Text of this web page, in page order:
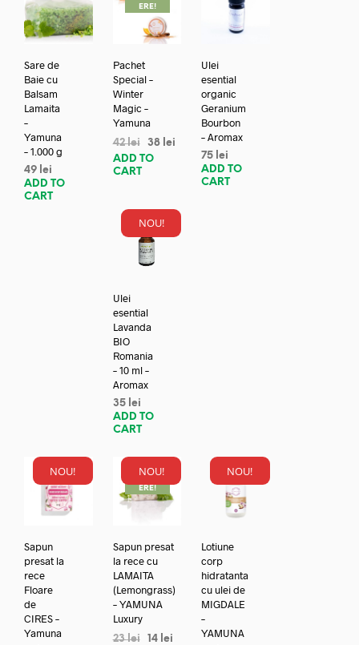
Sare de
Baie cu
Balsam
Lamaita
–
Yamuna
– 1.000 g
49 lei
ADD TO
CART
ERE!
Pachet
Special –
Winter
Magic –
Yamuna
42lei 38 lei
ADD TO
CART
Ulei
esential
organic
Geranium
Bourbon
– Aromax
75 lei
ADD TO
CART
NOU!
Ulei
esential
Lavanda
BIO
Romania
– 10 ml –
Aromax
35 lei
ADD TO
CART
NOU!
Sapun
presat la
rece
Floare
de
CIRES –
Yamuna
NOU!
REDUC
ERE!
Sapun presat
la rece cu
LAMAITA
(Lemongrass)
– YAMUNA
Luxury
23lei 14 lei
NOU!
Lotiune
corp
hidratanta
cu ulei de
MIGDALE
–
YAMUNA